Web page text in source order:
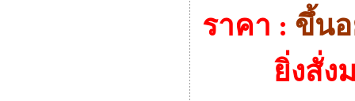
ราคา : ขึ้น
ยิ่งสั่ง